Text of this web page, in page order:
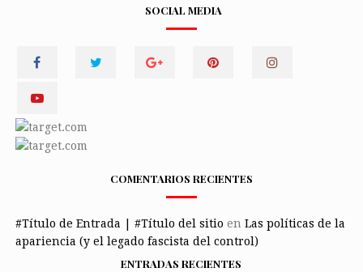
SOCIAL MEDIA
COMENTARIOS RECIENTES
#Título de Entrada | #Título del sitio en Las políticas de la
apariencia (y el legado fascista del control)
ENTRADAS RECIENTES